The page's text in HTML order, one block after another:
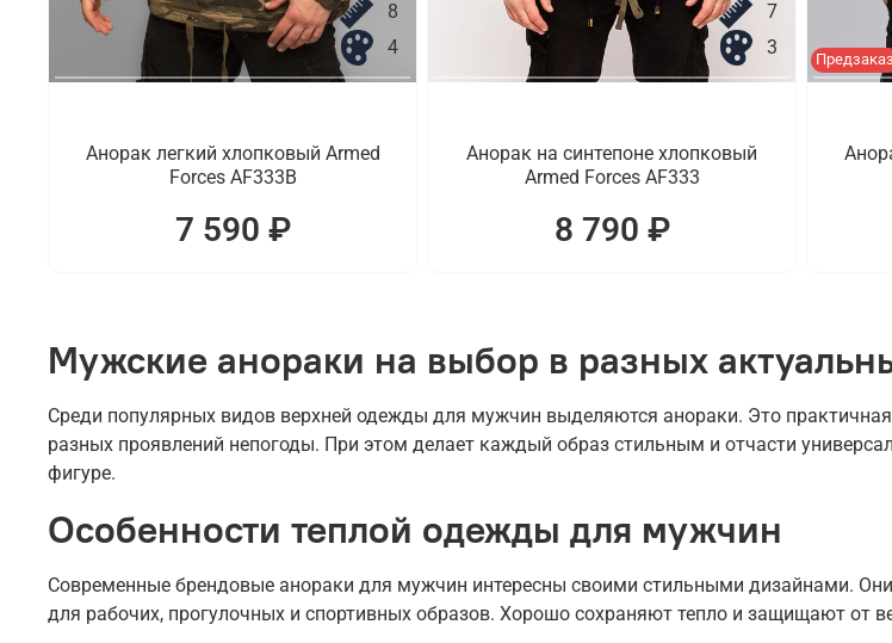
8
4
Анорак легкий хлопковый Armed
Forces AF333B
7 590 ₽
7
3
Анорак на синтепоне хлопковый
Armed Forces AF333
8 790 ₽
Предзаказ
Мужские анораки на выбор в разных
Среди популярных видов верхней одежды для мужчин выделяются анораки. Это
разных проявлений непогоды. При этом делает каждый образ стильным и отчасти
фигуре.
Особенности теплой одежды для мужчин
Современные брендовые анораки для мужчин интересны своими стильными дизайнами.
для рабочих, прогулочных и спортивных образов. Хорошо сохраняют тепло и защищают от